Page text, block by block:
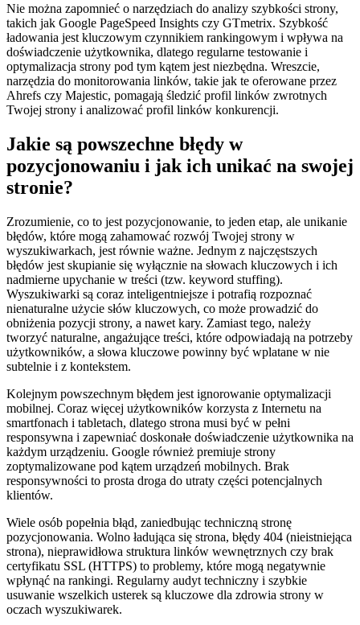
Nie można zapomnieć o narzędziach do analizy szybkości strony,
takich jak Google PageSpeed Insights czy GTmetrix. Szybkość
ładowania jest kluczowym czynnikiem rankingowym i wpływa na
doświadczenie użytkownika, dlatego regularne testowanie i
optymalizacja strony pod tym kątem jest niezbędna. Wreszcie,
narzędzia do monitorowania linków, takie jak te oferowane przez
Ahrefs czy Majestic, pomagają śledzić profil linków zwrotnych
Twojej strony i analizować profil linków konkurencji.
Jakie są powszechne błędy w
pozycjonowaniu i jak ich unikać na swojej
stronie?
Zrozumienie, co to jest pozycjonowanie, to jeden etap, ale unikanie
błędów, które mogą zahamować rozwój Twojej strony w
wyszukiwarkach, jest równie ważne. Jednym z najczęstszych
błędów jest skupianie się wyłącznie na słowach kluczowych i ich
nadmierne upychanie w treści (tzw. keyword stuffing).
Wyszukiwarki są coraz inteligentniejsze i potrafią rozpoznać
nienaturalne użycie słów kluczowych, co może prowadzić do
obniżenia pozycji strony, a nawet kary. Zamiast tego, należy
tworzyć naturalne, angażujące treści, które odpowiadają na potrzeby
użytkowników, a słowa kluczowe powinny być wplatane w nie
subtelnie i z kontekstem.
Kolejnym powszechnym błędem jest ignorowanie optymalizacji
mobilnej. Coraz więcej użytkowników korzysta z Internetu na
smartfonach i tabletach, dlatego strona musi być w pełni
responsywna i zapewniać doskonałe doświadczenie użytkownika na
każdym urządzeniu. Google również premiuje strony
zoptymalizowane pod kątem urządzeń mobilnych. Brak
responsywności to prosta droga do utraty części potencjalnych
klientów.
Wiele osób popełnia błąd, zaniedbując techniczną stronę
pozycjonowania. Wolno ładująca się strona, błędy 404 (nieistniejąca
strona), nieprawidłowa struktura linków wewnętrznych czy brak
certyfikatu SSL (HTTPS) to problemy, które mogą negatywnie
wpłynąć na rankingi. Regularny audyt techniczny i szybkie
usuwanie wszelkich usterek są kluczowe dla zdrowia strony w
oczach wyszukiwarek.